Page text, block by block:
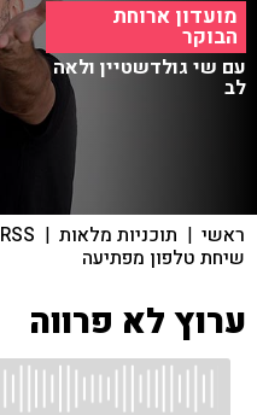
מועדון ארוחת
הבוקר
עם שי גולדשטיין ולאה
לב
ראשי | תוכניות מלאות |
RSS
שיחת טלפון מפתיעה
ערוץ לא פרווה